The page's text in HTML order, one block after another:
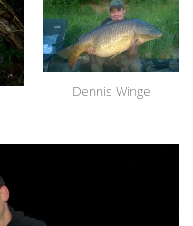
Dennis Winge